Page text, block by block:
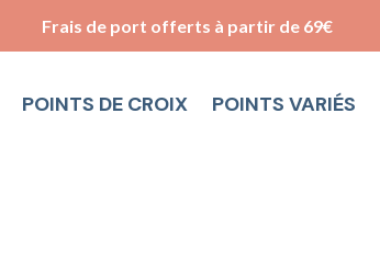
Frais de port offerts à partir de 69€
POINTS DE CROIX POINTS VARIÉS